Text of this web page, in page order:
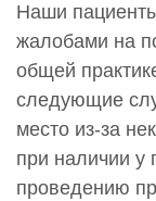
Наши
жалобами на
общей
следующие
место из-за
при наличии у
проведению